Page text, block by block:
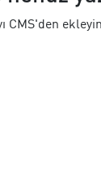
CMS'den